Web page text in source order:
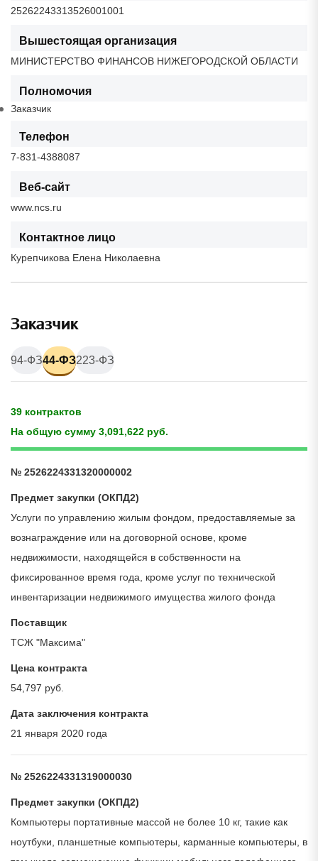
25262243313526001001
Вышестоящая организация
МИНИСТЕРСТВО ФИНАНСОВ НИЖЕГОРОДСКОЙ ОБЛАСТИ
Полномочия
Заказчик
Телефон
7-831-4388087
Веб-сайт
www.ncs.ru
Контактное лицо
Курепчикова Елена Николаевна
Заказчик
94-ФЗ44-ФЗ223-ФЗ
39 контрактов
На общую сумму 3,091,622 руб.
№ 2526224331320000002
Предмет закупки (ОКПД2)
Услуги по управлению жилым фондом, предоставляемые за
вознаграждение или на договорной основе, кроме
недвижимости, находящейся в собственности на
фиксированное время года, кроме услуг по технической
инвентаризации недвижимого имущества жилого фонда
Поставщик
ТСЖ "Максима"
Цена контракта
54,797 руб.
Дата заключения контракта
21 января 2020 года
№ 2526224331319000030
Предмет закупки (ОКПД2)
Компьютеры портативные массой не более 10 кг, такие как
ноутбуки, планшетные компьютеры, карманные компьютеры, в